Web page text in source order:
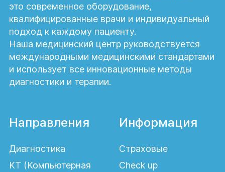
это современное оборудование,
квалифицированные врачи и индивидуальный
подход к каждому пациенту.
Наша медицинский центр руководствуется
международными медицинскими стандартами
и использует все инновационные методы
диагностики и терапии.
Направления
Диагностика
КТ (Компьютерная
Информация
Страховые
Check up